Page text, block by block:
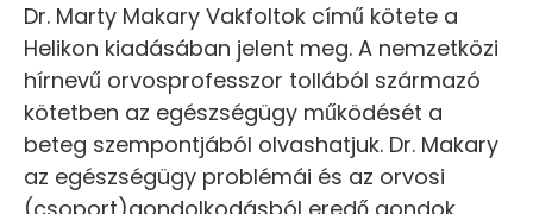
Dr. Marty Makary Vakfoltok című kötete a
Helikon kiadásában jelent meg. A nemzetközi
hírnevű orvosprofesszor tollából származó
kötetben az egészségügy működését a
beteg szempontjából olvashatjuk. Dr. Makary
az egészségügy problémái és az orvosi